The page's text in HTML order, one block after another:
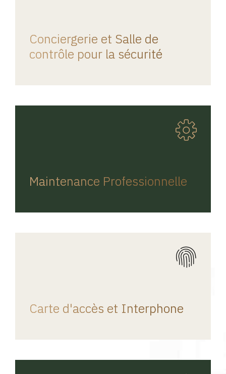
Conciergerie et Salle de
contrôle pour la sécurité
Maintenance Professionnelle
Carte d'accès et Interphone